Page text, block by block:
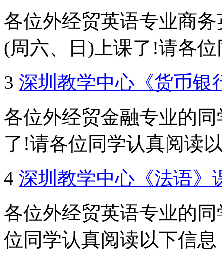
各位外经贸英语专业商
(周六、日)上课了!请各位
3 深圳教学中心《货币银
各位外经贸金融专业的
了!请各位同学认真阅读
4 深圳教学中心《法语》
各位外经贸英语专业的
位同学认真阅读以下信息